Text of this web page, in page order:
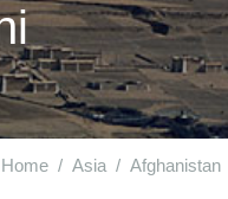
Home Asia Afghanistan